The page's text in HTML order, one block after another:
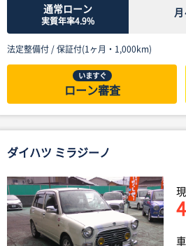
通常ローン
実質年率4.9%
月
法定整備付 /保証付(1ヶ月・1,000km)
いますぐ
ローン審査
ダイハツ ミラジーノ